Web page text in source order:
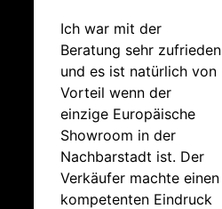
Ich war mit der
Beratung sehr zufrieden
und es ist natürlich von
Vorteil wenn der
einzige Europäische
Showroom in der
Nachbarstadt ist. Der
Verkäufer machte einen
kompetenten Eindruck